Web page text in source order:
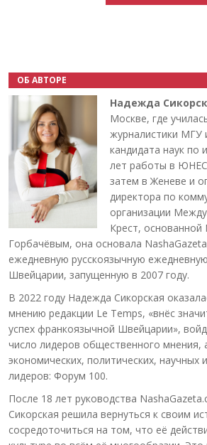
ОБ АВТОРЕ
Надежда
Москве, где
журналистики МГУ
кандидата наук по
лет работы в
затем в Женеве и
директора по
организации
Крест,
Горбачёвым, она основала
ежедневную русскоязычную
Швейцарии, запущенную в 2007 году.
В 2022 году Надежда Сикорская
мнению редакции Le Temps, «внёс
успех франкоязычной Швейцарии»,
число лидеров общественного мнения,
экономических, политических, научных
лидеров: Форум 100.
После 18 лет руководства
Сикорская решила вернуться к своим
сосредоточиться на том, что её